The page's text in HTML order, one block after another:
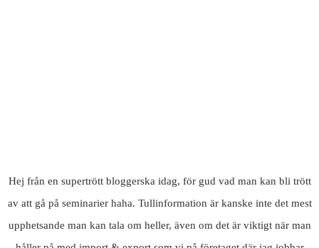
Hej från en supertrött bloggerska idag, för gud vad man kan bli trött
av att gå på seminarier haha. Tullinformation är kanske inte det mest
upphetsande man kan tala om heller, även om det är viktigt när man